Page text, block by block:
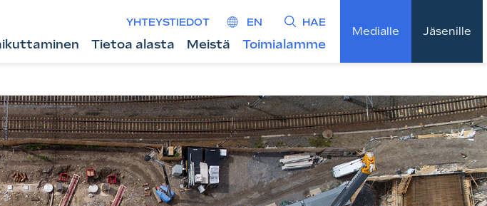
YHTEYSTIEDOT EN HAE
Tietoa alasta Meistä Toimialamme
Medialle Jäsenille